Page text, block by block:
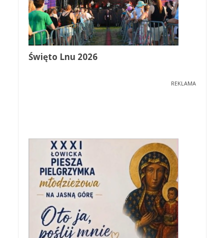
Święto Lnu 2026
REKLAMA